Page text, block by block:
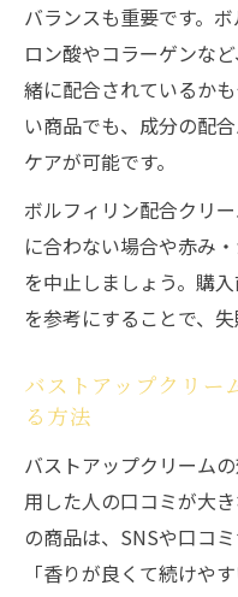
バランスも重要です。
ロン酸やコラーゲンな
緒に配合されているか
い商品でも、成分の配
ケアが可能です。
ボルフィリン配合クリ
に合わない場合や赤み
を中止しましょう。購
を参考にすることで、
バストアップクリー
る方法
バストアップクリーム
用した人の口コミが大
の商品は、SNSや口コ
「香りが良くて続けや